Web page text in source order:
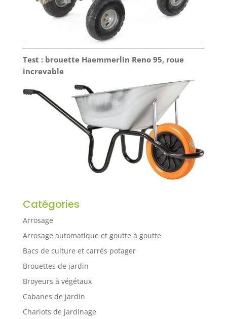
Test : brouette Haemmerlin Reno 95, roue
increvable
Catégories
Arrosage
Arrosage automatique et goutte à goutte
Bacs de culture et carrés potager
Brouettes de jardin
Broyeurs à végétaux
Cabanes de jardin
Chariots de jardinage